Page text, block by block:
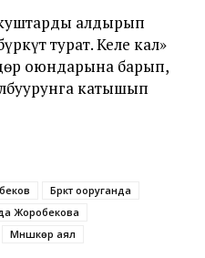
алдырып
турат. Келе кал»
оюндарына барып,
катышып
Бүркүт ооруганда
Жоробекова
Мүнүшкөр аял